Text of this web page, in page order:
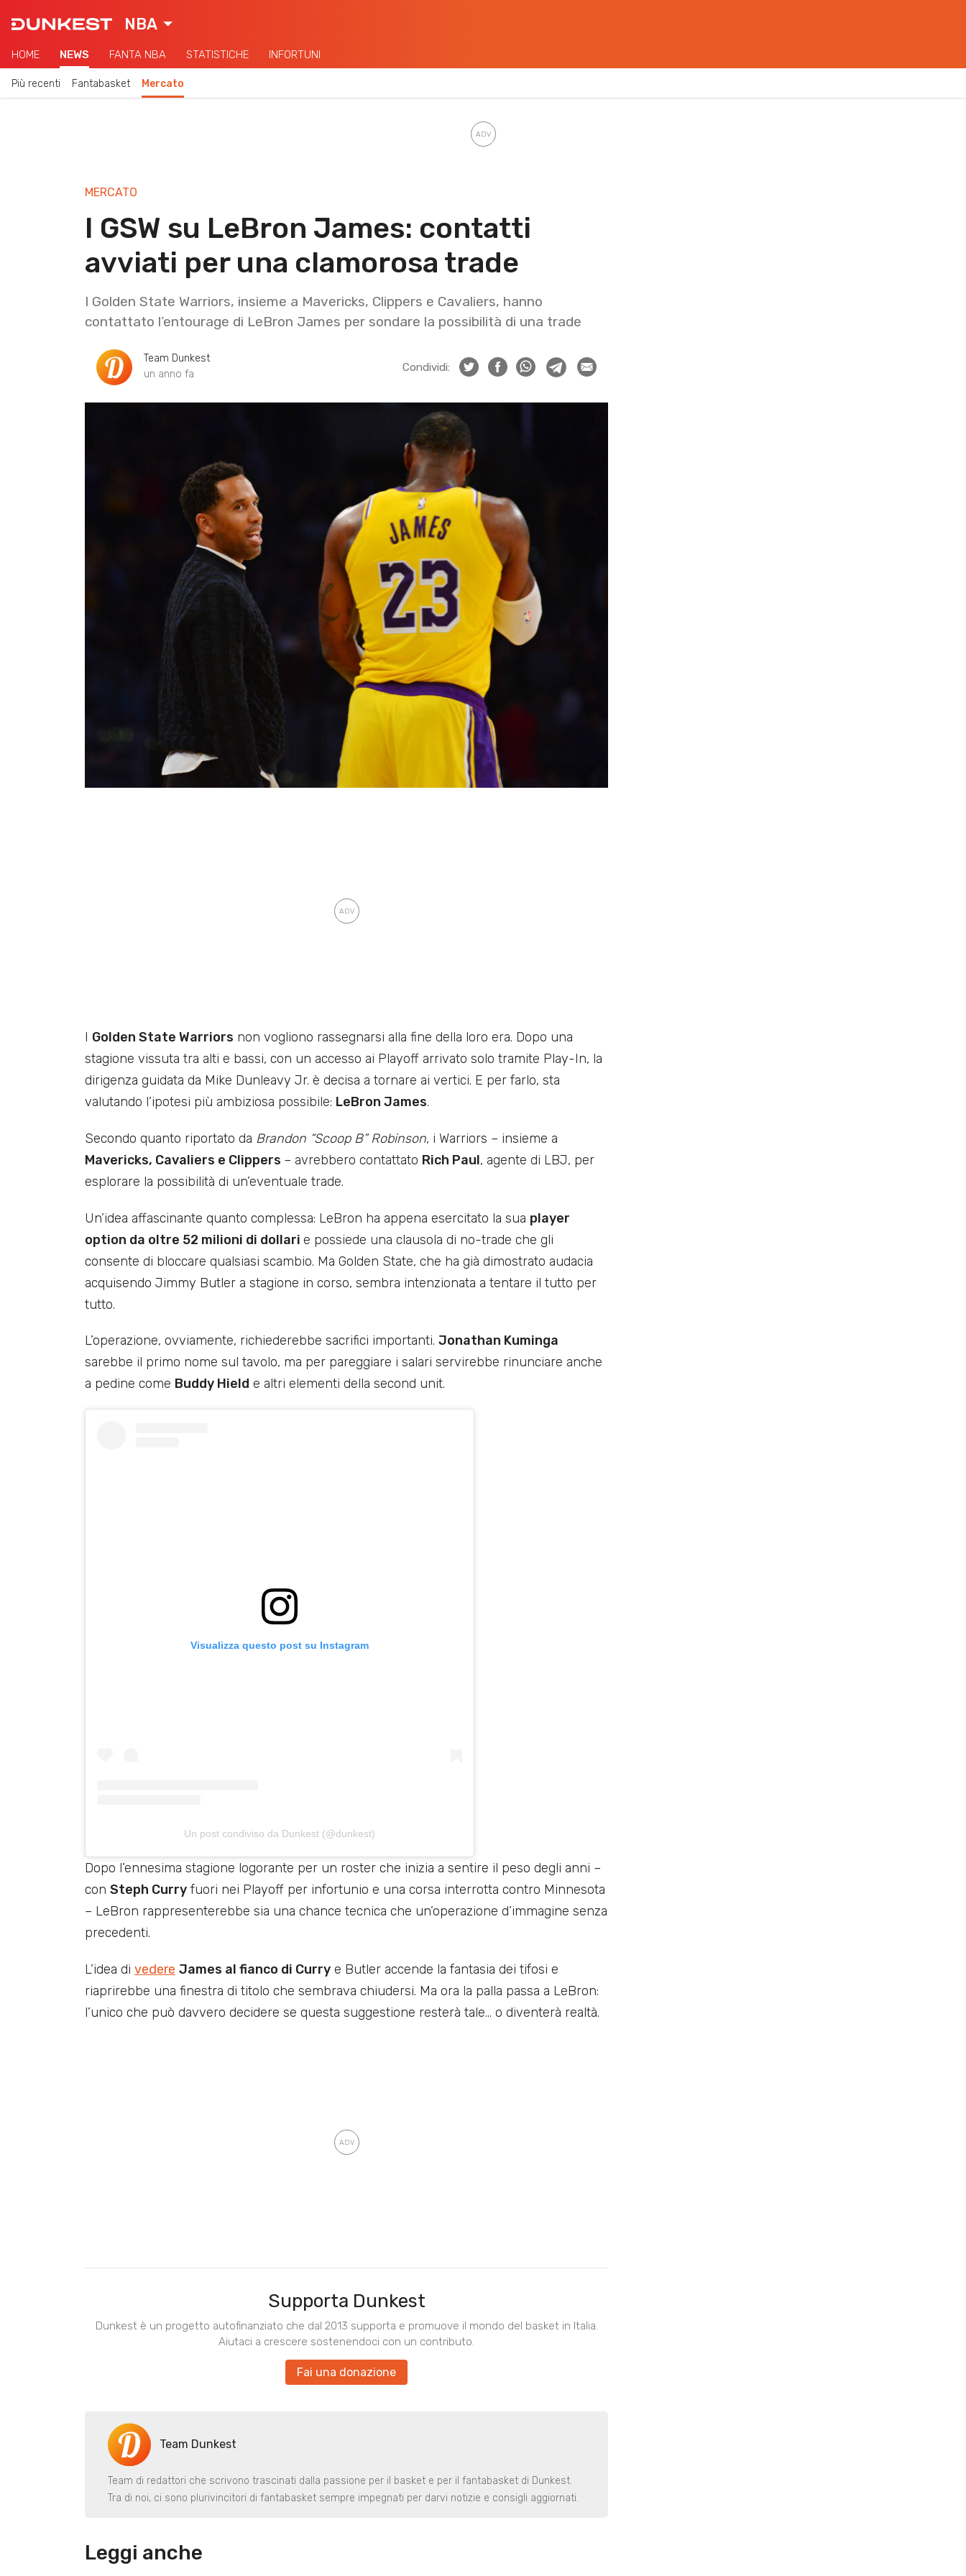
NBA
HOME NEWS FANTA NBA STATISTICHE INFORTUNI
Più recenti Fantabasket Mercato
MERCATO
I GSW su LeBron James: contatti
avviati per una clamorosa trade
I Golden State Warriors, insieme a Mavericks, Clippers e Cavaliers, hanno
contattato l’entourage di LeBron James per sondare la possibilità di una trade
Team Dunkest
un anno fa
Condividi:
I Golden State Warriors non vogliono rassegnarsi alla fine della loro era. Dopo una
stagione vissuta tra alti e bassi, con un accesso ai Playoff arrivato solo tramite Play-In, la
dirigenza guidata da Mike Dunleavy Jr. è decisa a tornare ai vertici. E per farlo, sta
valutando l’ipotesi più ambiziosa possibile: LeBron James.
Secondo quanto riportato da Brandon “Scoop B” Robinson, i Warriors – insieme a
Mavericks, Cavaliers e Clippers – avrebbero contattato Rich Paul, agente di LBJ, per
esplorare la possibilità di un’eventuale trade.
Un’idea affascinante quanto complessa: LeBron ha appena esercitato la sua player
option da oltre 52 milioni di dollari e possiede una clausola di no-trade che gli
consente di bloccare qualsiasi scambio. Ma Golden State, che ha già dimostrato audacia
acquisendo Jimmy Butler a stagione in corso, sembra intenzionata a tentare il tutto per
tutto.
L’operazione, ovviamente, richiederebbe sacrifici importanti. Jonathan Kuminga
sarebbe il primo nome sul tavolo, ma per pareggiare i salari servirebbe rinunciare anche
a pedine come Buddy Hield e altri elementi della second unit.
Visualizza questo post su Instagram
Un post condiviso da Dunkest (@dunkest)
Dopo l’ennesima stagione logorante per un roster che inizia a sentire il peso degli anni –
con Steph Curry fuori nei Playoff per infortunio e una corsa interrotta contro Minnesota
– LeBron rappresenterebbe sia una chance tecnica che un’operazione d’immagine senza
precedenti.
L’idea di vedere James al fianco di Curry e Butler accende la fantasia dei tifosi e
riaprirebbe una finestra di titolo che sembrava chiudersi. Ma ora la palla passa a LeBron:
l’unico che può davvero decidere se questa suggestione resterà tale… o diventerà realtà.
Supporta Dunkest
Dunkest è un progetto autofinanziato che dal 2013 supporta e promuove il mondo del basket in Italia.
Aiutaci a crescere sostenendoci con un contributo.
Fai una donazione
Team Dunkest
Team di redattori che scrivono trascinati dalla passione per il basket e per il fantabasket di Dunkest.
Tra di noi, ci sono plurivincitori di fantabasket sempre impegnati per darvi notizie e consigli aggiornati.
Leggi anche